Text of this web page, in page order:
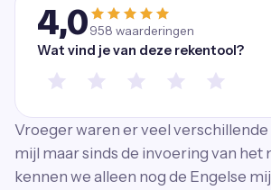
4,0958 waarderingen
Wat vind je van deze rekentool?
Vroeger waren er veel verschillende
mijl maar sinds de invoering van het
kennen we alleen nog de Engelse